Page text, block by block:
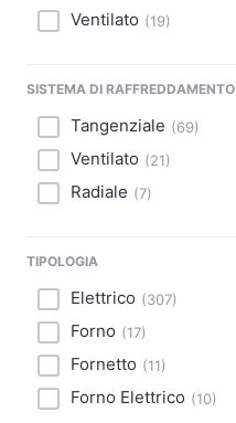
Ventilato (19)
SISTEMA DI RAFFREDDAMENTO
Tangenziale (69)
Ventilato (21)
Radiale (7)
TIPOLOGIA
Elettrico (307)
Forno (17)
Fornetto (11)
Forno Elettrico (10)